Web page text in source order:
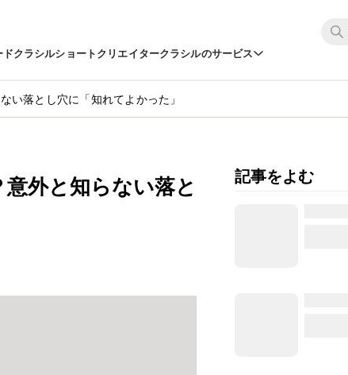
ドクラシルショートクリエイタークラシルのサービス
い落とし穴に「知れてよかった」
外と知らない落と
記事をよむ